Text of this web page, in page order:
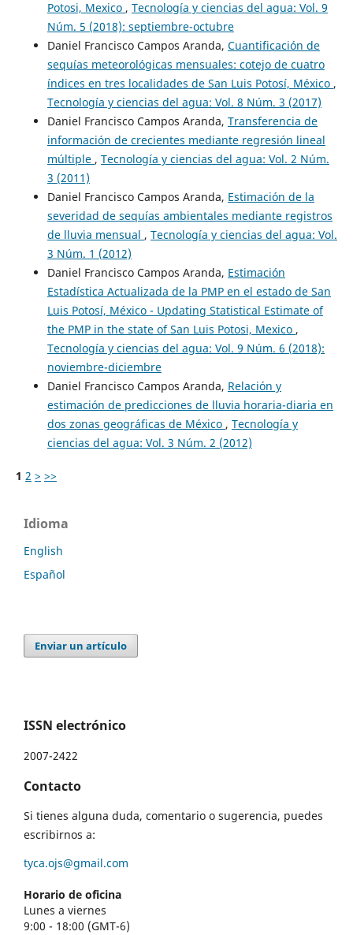
Potosi, Mexico , Tecnología y ciencias del agua: Vol. 9
Núm. 5 (2018): septiembre-octubre
Daniel Francisco Campos Aranda, Cuantificación de
sequías meteorológicas mensuales: cotejo de cuatro
índices en tres localidades de San Luis Potosí, México ,
Tecnología y ciencias del agua: Vol. 8 Núm. 3 (2017)
Daniel Francisco Campos Aranda, Transferencia de
información de crecientes mediante regresión lineal
múltiple , Tecnología y ciencias del agua: Vol. 2 Núm.
3 (2011)
Daniel Francisco Campos Aranda, Estimación de la
severidad de sequías ambientales mediante registros
de lluvia mensual , Tecnología y ciencias del agua: Vol.
3 Núm. 1 (2012)
Daniel Francisco Campos Aranda, Estimación
Estadística Actualizada de la PMP en el estado de San
Luis Potosí, México - Updating Statistical Estimate of
the PMP in the state of San Luis Potosi, Mexico ,
Tecnología y ciencias del agua: Vol. 9 Núm. 6 (2018):
noviembre-diciembre
Daniel Francisco Campos Aranda, Relación y
estimación de predicciones de lluvia horaria-diaria en
dos zonas geográficas de México , Tecnología y
ciencias del agua: Vol. 3 Núm. 2 (2012)
1 2 > >>
Idioma
English
Español
Enviar un artículo
ISSN electrónico
2007-2422
Contacto
Si tienes alguna duda, comentario o sugerencia, puedes
escribirnos a:
tyca.ojs@gmail.com
Horario de oficina
Lunes a viernes
9:00 - 18:00 (GMT-6)